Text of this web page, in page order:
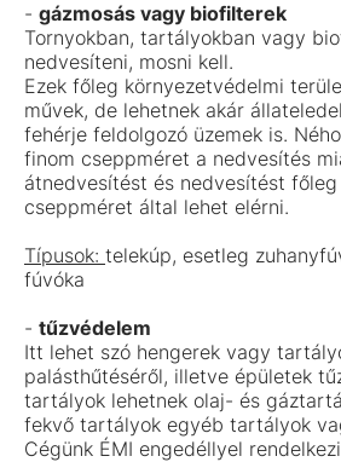
- gázmosás vagy biofilterek
Tornyokban, tartályokban vagy
nedvesíteni, mosni kell.
Ezek főleg környezetvédelmi
művek, de lehetnek akár
fehérje feldolgozó üzemek is.
finom cseppméret a nedvesítés
átnedvesítést és nedvesítést
cseppméret által lehet elérni.
Típusok: telekúp, esetleg
fúvóka
- tűzvédelem
Itt lehet szó hengerek vagy
palásthűtéséről, illetve épületek
tartályok lehetnek olaj- és
fekvő tartályok egyéb tartályok
Cégünk ÉMI engedéllyel